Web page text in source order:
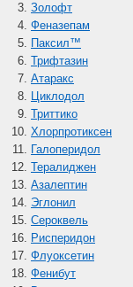
Золофт
Феназепам
Паксил™
Трифтазин
Атаракс
Циклодол
Триттико
Хлорпротиксен
Галоперидол
Тералиджен
Азалептин
Эглонил
Сероквель
Рисперидон
Флуоксетин
Фенибут